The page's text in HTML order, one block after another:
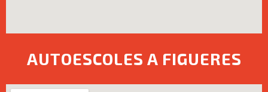
AUTOESCOLES A FIGUERES